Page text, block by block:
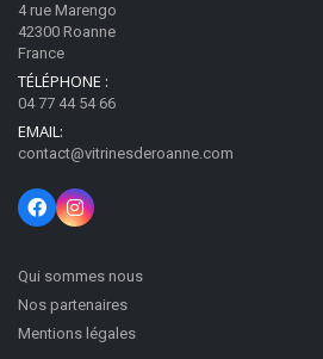
4 rue Marengo
42300 Roanne
France
TÉLÉPHONE :
04 77 44 54 66
EMAIL:
contact@vitrinesderoanne.com
Qui sommes nous
Nos partenaires
Mentions légales